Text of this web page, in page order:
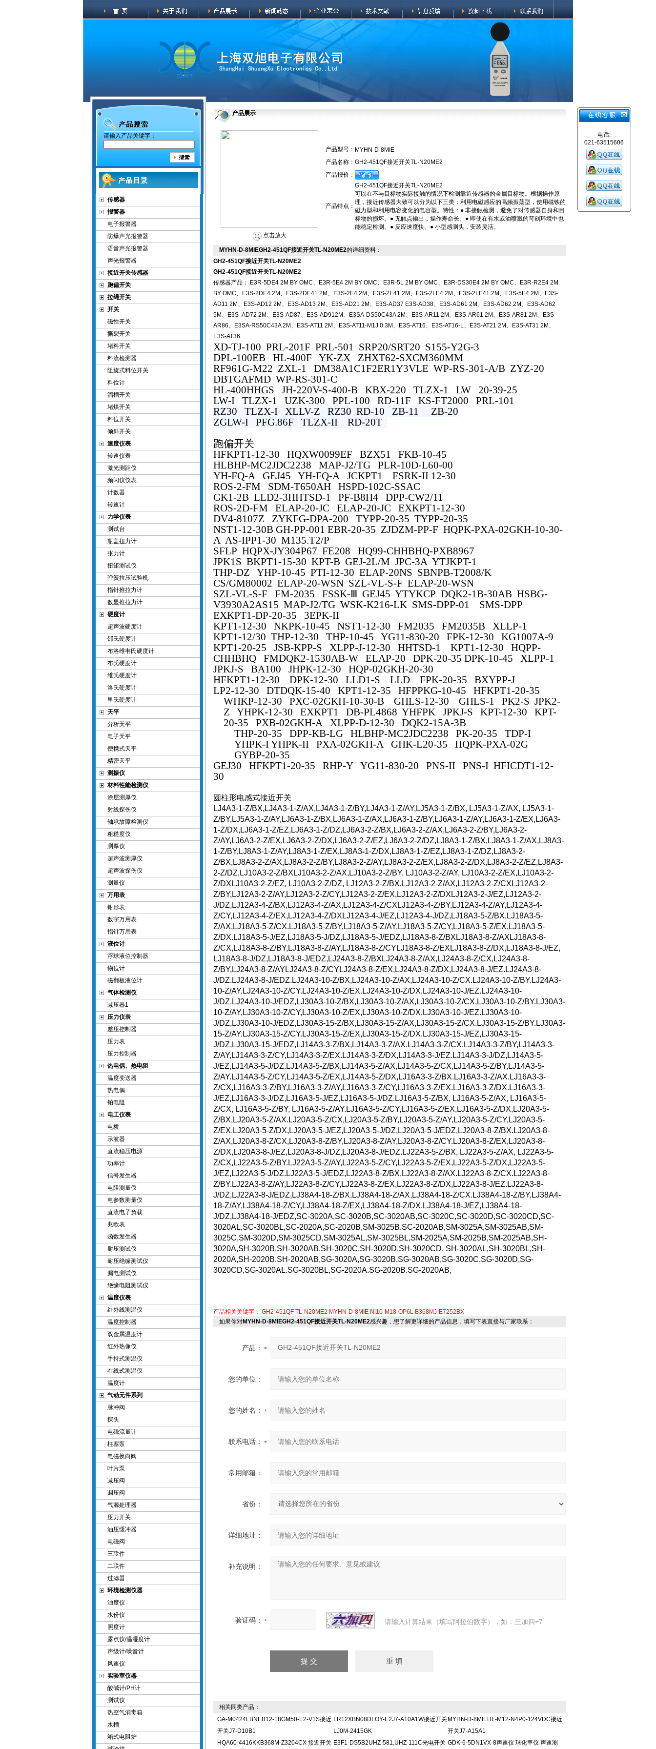
电话:
021-63515606
请输入产品关键字：
传感器
报警器
电子报警器
防爆声光报警器
语音声光报警器
声光报警器
接近开关传感器
跑偏开关
拉绳开关
开关
磁性开关
撕裂开关
堵料开关
料流检测器
阻旋式料位开关
料位计
溜槽开关
堵煤开关
料位开关
倾斜开关
速度仪表
转速仪表
激光测距仪
频闪仪仪表
计数器
转速计
力学仪表
测试台
瓶盖扭力计
张力计
扭矩测试仪
弹簧拉压试验机
指针推拉力计
数显推拉力计
硬度计
超声波硬度计
邵氏硬度计
布洛维韦氏硬度计
布氏硬度计
维氏硬度计
洛氏硬度计
里氏硬度计
天平
分析天平
电子天平
便携式天平
精密天平
测振仪
材料性能检测仪
涂层测厚仪
射线探伤仪
轴承故障检测仪
粗糙度仪
测厚仪
超声波测厚仪
超声波探伤仪
测量仪
万用表
钳形表
数字万用表
指针万用表
液位计
浮球液位控制器
物位计
磁翻板液位计
气体检测仪
减压器1
压力仪表
差压控制器
压力表
压力控制器
热电偶、热电阻
温度变送器
热电偶
铂电阻
电工仪表
电桥
示波器
直流稳压电源
功率计
信号发生器
电阻测量仪
电参数测量仪
直流电子负载
兆欧表
函数发生器
耐压测试仪
耐压绝缘测试仪
漏电测试仪
绝缘电阻测试仪
温度仪表
红外线测温仪
温度控制器
双金属温度计
红外热像仪
手持式测温仪
在线式测温仪
温度计
气动元件系列
脉冲阀
探头
电磁流量计
柱塞泵
电磁换向阀
叶片泵
减压阀
调压阀
气源处理器
压力开关
油压缓冲器
电磁阀
三联件
二联件
过滤器
环境检测仪器
浊度仪
水份仪
照度计
露点仪/温湿度计
声级计/噪音计
风速仪
实验室仪器
酸碱计/PH计
测试仪
热空气消毒箱
水槽
箱式电阻炉
产品展示
点击放大
产品型号： MYHN-D-8MIE
产品名称： GH2-451QF接近开关TL-N20ME2
产品报价：
产品特点：
GH2-451QF接近开关TL-N20ME2
可以在不与目标物实际接触的情况下检测靠近传感器的金属目标物。根据操作原
理，接近传感器大致可以分为以下三类：利用电磁感应的高频振荡型，使用磁铁的
磁力型和利用电容变化的电容型。特性：● 非接触检测，避免了对传感器自身和目
标物的损坏。● 无触点输出，操作寿命长。● 即使在有水或油喷溅的苛刻环境中也
能稳定检测。● 反应速度快。● 小型感测头，安装灵活。
MYHN-D-8MIEGH2-451QF接近开关TL-N20ME2的详细资料：
GH2-451QF接近开关TL-N20ME2
GH2-451QF接近开关TL-N20ME2
传感器产品： E3R-5DE4 2M BY OMC、E3R-5E4 2M BY OMC、E3R-5L 2M BY OMC、E3R-DS30E4 2M BY OMC、E3R-R2E4 2M
BY OMC、E3S-2DE4 2M、E3S-2DE41 2M、E3S-2E4 2M、E3S-2E41 2M、E3S-2LE4 2M、E3S-2LE41 2M、E3S-5E4 2M、E3S-
AD11 2M、E3S-AD12 2M、E3S-AD13 2M、E3S-AD21 2M、E3S-AD37 E3S-AD38、E3S-AD61 2M、E3S-AD62 2M、E3S-AD62
5M、E3S- AD72 2M、E3S-AD87、E3S-AD912M、E3SA-DS50C43A 2M、E3S-AR11 2M、E3S-AR61 2M、E3S-AR81 2M、E3S-
AR86、E3SA-RS50C43A 2M、E3S-AT11 2M、E3S-AT11-M1J 0.3M、E3S-AT16、E3S-AT16-L、E3S-AT21 2M、E3S-AT31 2M、
E3S-AT36
XD-TJ-100 PRL-201F PRL-501 SRP20/SRT20 S155-Y2G-3
DPL-100EB HL-400F YK-ZX ZHXT62-SXCM360MM
RF961G-M22 ZXL-1 DM38A1C1F2ER1Y3VLE WP-RS-301-A/B ZYZ-20
DBTGAFMD WP-RS-301-C
HL-400HHGS JH-220V-S-400-B KBX-220 TLZX-1 LW 20-39-25
LW-I TLZX-1 UZK-300 PPL-100 RD-11F KS-FT2000 PRL-101
RZ30 TLZX-I XLLV-Z RZ30 RD-10 ZB-11 ZB-20
ZGLW-I PFG.86F TLZX-II RD-20T
跑偏开关
HFKPT1-12-30 HQXW0099EF BZX51 FKB-10-45
HLBHP-MC2JDC2238 MAP-J2/TG PLR-10D-L60-00
YH-FQ-A GEJ45 YH-FQ-A JCKPT1 FSRK-II 12-30
ROS-2-FM SDM-T650AH HSPD-102C-SSAC
GK1-2B LLD2-3HHTSD-1 PF-B8H4 DPP-CW2/11
ROS-2D-FM ELAP-20-JC ELAP-20-JC EXKPT1-12-30
DV4-8107Z ZYKFG-DPA-200 TYPP-20-35 TYPP-20-35
NST1-12-30B GH-PP-001 EBR-20-35 ZJDZM-PP-F HQPK-PXA-02GKH-10-30-
A AS-IPP1-30 M135.T2/P
SFLP HQPX-JY304P67 FE208 HQ99-CHHBHQ-PXB8967
JPK1S BKPT1-15-30 KPT-B GEJ-2L/M JPC-3A YTJKPT-1
THP-DZ YHP-10-45 PTI-12-30 ELAP-20NS SBNPB-T2008/K
CS/GM80002 ELAP-20-WSN SZL-VL-S-F ELAP-20-WSN
SZL-VL-S-F FM-2035 FSSK-Ⅲ GEJ45 YTYKCP DQK2-1B-30AB HSBG-
V3930A2AS15 MAP-J2/TG WSK-K216-LK SMS-DPP-01 SMS-DPP
EXKPT1-DP-20-35 3EPK-II
KPT1-12-30 NKPK-10-45 NST1-12-30 FM2035 FM2035B XLLP-1
KPT1-12/30 THP-12-30 THP-10-45 YG11-830-20 FPK-12-30
KG1007A-9
KPT1-20-25 JSB-KPP-S XLPP-J-12-30 HHTSD-1 KPT1-12-30 HQPP-
CHHBHQ FMDQK2-1530AB-W ELAP-20 DPK-20-35 DPK-10-45 XLPP-1
JPKJ-S BA100 JHPK-12-30 HQP-02GKH-20-30
HFKPT1-12-30 DPK-12-30 LLD1-S LLD FPK-20-35 BXYPP-J
LP2-12-30 DTDQK-15-40 KPT1-12-35 HFPPKG-10-45 HFKPT1-20-35
WHKP-12-30 PXC-02GKH-10-30-B GHLS-12-30 GHLS-1 PK2-S JPK2-
Z YHPK-12-30 EXKPT1 DB-PL4868 YHFPK JPKJ-S KPT-12-30 KPT-
20-35 PXB-02GKH-A XLPP-D-12-30 DQK2-15A-3B
THP-20-35 DPP-KB-LG HLBHP-MC2JDC2238 PK-20-35 TDP-I
YHPK-I YHPK-II PXA-02GKH-A GHK-L20-35 HQPK-PXA-02G
GYBP-20-35
GEJ30 HFKPT1-20-35 RHP-Y YG11-830-20 PNS-II PNS-I HFICDT1-12-
30
圆柱形电感式接近开关
LJ4A3-1-Z/BX,LJ4A3-1-Z/AX,LJ4A3-1-Z/BY,LJ4A3-1-Z/AY,LJ5A3-1-Z/BX, LJ5A3-1-Z/AX, LJ5A3-1-
Z/BY,LJ5A3-1-Z/AY,LJ6A3-1-Z/BX,LJ6A3-1-Z/AX,LJ6A3-1-Z/BY,LJ6A3-1-Z/AY,LJ6A3-1-Z/EX,LJ6A3-
1-Z/DX,LJ6A3-1-Z/EZ,LJ6A3-1-Z/DZ,LJ6A3-2-Z/BX,LJ6A3-2-Z/AX,LJ6A3-2-Z/BY,LJ6A3-2-
Z/AY,LJ6A3-2-Z/EX,LJ6A3-2-Z/DX,LJ6A3-2-Z/EZ,LJ6A3-2-Z/DZ,LJ8A3-1-Z/BX,LJ8A3-1-Z/AX,LJ8A3-
1-Z/BY,LJ8A3-1-Z/AY,LJ8A3-1-Z/EX,LJ8A3-1-Z/DX,LJ8A3-1-Z/EZ,LJ8A3-1-Z/DZ,LJ8A3-2-
Z/BX,LJ8A3-2-Z/AX,LJ8A3-2-Z/BY,LJ8A3-2-Z/AY,LJ8A3-2-Z/EX,LJ8A3-2-Z/DX,LJ8A3-2-Z/EZ,LJ8A3-
2-Z/DZ,LJ10A3-2-Z/BXLJ10A3-2-Z/AX,LJ10A3-2-Z/BY, LJ10A3-2-Z/AY, LJ10A3-2-Z/EX,LJ10A3-2-
Z/DXLJ10A3-2-Z/EZ, LJ10A3-2-Z/DZ, LJ12A3-2-Z/BX,LJ12A3-2-Z/AX,LJ12A3-2-Z/CXLJ12A3-2-
Z/BY,LJ12A3-2-Z/AY,LJ12A3-2-Z/CY,LJ12A3-2-Z/EX,LJ12A3-2-Z/DXLJ12A3-2-J/EZ,LJ12A3-2-
J/DZ,LJ12A3-4-Z/BX,LJ12A3-4-Z/AX,LJ12A3-4-Z/CXLJ12A3-4-Z/BY,LJ12A3-4-Z/AY,LJ12A3-4-
Z/CY,LJ12A3-4-Z/EX,LJ12A3-4-Z/DXLJ12A3-4-J/EZ,LJ12A3-4-J/DZ,LJ18A3-5-Z/BX,LJ18A3-5-
Z/AX,LJ18A3-5-Z/CX.LJ18A3-5-Z/BY,LJ18A3-5-Z/AY,LJ18A3-5-Z/CY,LJ18A3-5-Z/EX,LJ18A3-5-
Z/DX.LJ18A3-5-J/EZ,LJ18A3-5-J/DZ,LJ18A3-5-J/EDZ,LJ18A3-8-Z/BXLJ18A3-8-Z/AXLJ18A3-8-
Z/CX,LJ18A3-8-Z/BY,LJ18A3-8-Z/AY,LJ18A3-8-Z/CYLJ18A3-8-Z/EXLJ18A3-8-Z/DX,LJ18A3-8-J/EZ,
LJ18A3-8-J/DZ,LJ18A3-8-J/EDZ,LJ24A3-8-Z/BXLJ24A3-8-Z/AX,LJ24A3-8-Z/CX,LJ24A3-8-
Z/BY,LJ24A3-8-Z/AYLJ24A3-8-Z/CYLJ24A3-8-Z/EX,LJ24A3-8-Z/DX,LJ24A3-8-J/EZ.LJ24A3-8-
J/DZ.LJ24A3-8-J/EDZ.LJ24A3-10-Z/BX,LJ24A3-10-Z/AX,LJ24A3-10-Z/CX.LJ24A3-10-Z/BY.LJ24A3-
10-Z/AY.LJ24A3-10-Z/CY.LJ24A3-10-Z/EX.LJ24A3-10-Z/DX,LJ24A3-10-J/EZ.LJ24A3-10-
J/DZ.LJ24A3-10-J/EDZ,LJ30A3-10-Z/BX,LJ30A3-10-Z/AX,LJ30A3-10-Z/CX,LJ30A3-10-Z/BY.LJ30A3-
10-Z/AY,LJ30A3-10-Z/CY,LJ30A3-10-Z/EX,LJ30A3-10-Z/DX,LJ30A3-10-J/EZ.LJ30A3-10-
J/DZ,LJ30A3-10-J/EDZ,LJ30A3-15-Z/BX,LJ30A3-15-Z/AX,LJ30A3-15-Z/CX.LJ30A3-15-Z/BY.LJ30A3-
15-Z/AY.LJ30A3-15-Z/CY.LJ30A3-15-Z/EX,LJ30A3-15-Z/DX.LJ30A3-15-J/EZ,LJ30A3-15-
J/DZ,LJ30A3-15-J/EDZ,LJ14A3-3-Z/BX,LJ14A3-3-Z/AX.LJ14A3-3-Z/CX,LJ14A3-3-Z/BY,LJ14A3-3-
Z/AY,LJ14A3-3-Z/CY,LJ14A3-3-Z/EX.LJ14A3-3-Z/DX,LJ14A3-3-J/EZ.LJ14A3-3-J/DZ,LJ14A3-5-
J/EZ,LJ14A3-5-J/DZ.LJ14A3-5-Z/BX,LJ14A3-5-Z/AX,LJ14A3-5-Z/CX,LJ14A3-5-Z/BY,LJ14A3-5-
Z/AY.LJ14A3-5-Z/CY,LJ14A3-5-Z/EX,LJ14A3-5-Z/DX,LJ16A3-3-Z/BX.LJ16A3-3-Z/AX.LJ16A3-3-
Z/CX,LJ16A3-3-Z/BY,LJ16A3-3-Z/AY,LJ16A3-3-Z/CY,LJ16A3-3-Z/EX.LJ16A3-3-Z/DX.LJ16A3-3-
J/EZ,LJ16A3-3-J/DZ,LJ16A3-5-J/EZ,LJ16A3-5-J/DZ.LJ16A3-5-Z/BX, LJ16A3-5-Z/AX, LJ16A3-5-
Z/CX, LJ16A3-5-Z/BY, LJ16A3-5-Z/AY.LJ16A3-5-Z/CY,LJ16A3-5-Z/EX,LJ16A3-5-Z/DX,LJ20A3-5-
Z/BX,LJ20A3-5-Z/AX.LJ20A3-5-Z/CX,LJ20A3-5-Z/BY,LJ20A3-5-Z/AY,LJ20A3-5-Z/CY,LJ20A3-5-
Z/EX.LJ20A3-5-Z/DX,LJ20A3-5-J/EZ,LJ20A3-5-J/DZ,LJ20A3-5-J/EDZ,LJ20A3-8-Z/BX.LJ20A3-8-
Z/AX,LJ20A3-8-Z/CX,LJ20A3-8-Z/BY,LJ20A3-8-Z/AY,LJ20A3-8-Z/CY.LJ20A3-8-Z/EX,LJ20A3-8-
Z/DX,LJ20A3-8-J/EZ,LJ20A3-8-J/DZ,LJ20A3-8-J/EDZ.LJ22A3-5-Z/BX, LJ22A3-5-Z/AX, LJ22A3-5-
Z/CX,LJ22A3-5-Z/BY.LJ22A3-5-Z/AY,LJ22A3-5-Z/CY,LJ22A3-5-Z/EX,LJ22A3-5-Z/DX,LJ22A3-5-
J/EZ,LJ22A3-5-J/DZ.LJ22A3-5-J/EDZ,LJ22A3-8-Z/BX,LJ22A3-8-Z/AX.LJ22A3-8-Z/CX.LJ22A3-8-
Z/BY.LJ22A3-8-Z/AY,LJ22A3-8-Z/CY,LJ22A3-8-Z/EX,LJ22A3-8-Z/DX,LJ22A3-8-J/EZ.LJ22A3-8-
J/DZ,LJ22A3-8-J/EDZ,LJ38A4-18-Z/BX,LJ38A4-18-Z/AX,LJ38A4-18-Z/CX.LJ38A4-18-Z/BY,LJ38A4-
18-Z/AY,LJ38A4-18-Z/CY,LJ38A4-18-Z/EX,LJ38A4-18-Z/DX.LJ38A4-18-J/EZ,LJ38A4-18-
J/DZ,LJ38A4-18-J/EDZ,SC-3020A,SC-3020B,SC-3020AB,SC-3020C,SC-3020D,SC-3020CD,SC-
3020AL,SC-3020BL,SC-2020A,SC-2020B,SM-3025B.SC-2020AB,SM-3025A,SM-3025AB,SM-
3025C,SM-3020D,SM-3025CD,SM-3025AL,SM-3025BL,SM-2025A,SM-2025B,SM-2025AB,SH-
3020A,SH-3020B,SH-3020AB.SH-3020C,SH-3020D,SH-3020CD, SH-3020AL,SH-3020BL,SH-
2020A,SH-2020B.SH-2020AB,SG-3020A,SG-3020B,SG-3020AB,SG-3020C,SG-3020D,SG-
3020CD,SG-3020AL.SG-3020BL,SG-2020A.SG-2020B.SG-2020AB,
产品相关关键字： GH2-451QF TL-N20ME2 MYHN-D-8MIE Ni10-M18-OP6L B368MJ-E7252BX
如果你对MYHN-D-8MIEGH2-451QF接近开关TL-N20ME2感兴趣，想了解更详细的产品信息，填写下表直接与厂家联系：
产品：
您的单位：
您的姓名：
联系电话：
常用邮箱：
省份：
详细地址：
补充说明：
验证码： 请输入计算结果（填写阿拉伯数字），如：三加四=7
相关同类产品：
GA-M0424LBNEB12-18GM50-E2-V1S接近
开关J7-D10B1
LR12XBN08DLOY-E2J7-A10A1W接近开关
LJ0M-2415GK
MYHN-D-8MIEHL-M12-N4P0-124VDC接近
开关J7-A15A1
HQA60-4416KKB368M-Z3204CX 接近开关 E3F1-DS5B2UHZ-581,UHZ-111C光电开关 GDK-6-5DN1VX-8声速仪 球化率仪 声速测